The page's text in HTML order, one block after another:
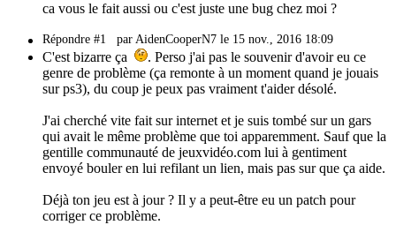
ca vous le fait aussi ou c'est juste une bug chez moi ?
Répondre #1 par AidenCooperN7 le 15 nov., 2016 18:09
C'est bizarre ça
. Perso j'ai pas le souvenir d'avoir eu ce
genre de problème (ça remonte à un moment quand je jouais
sur ps3), du coup je peux pas vraiment t'aider désolé.
J'ai cherché vite fait sur internet et je suis tombé sur un gars
qui avait le même problème que toi apparemment. Sauf que la
gentille communauté de jeuxvidéo.com lui à gentiment
envoyé bouler en lui refilant un lien, mais pas sur que ça aide.
Déjà ton jeu est à jour ? Il y a peut-être eu un patch pour
corriger ce problème.